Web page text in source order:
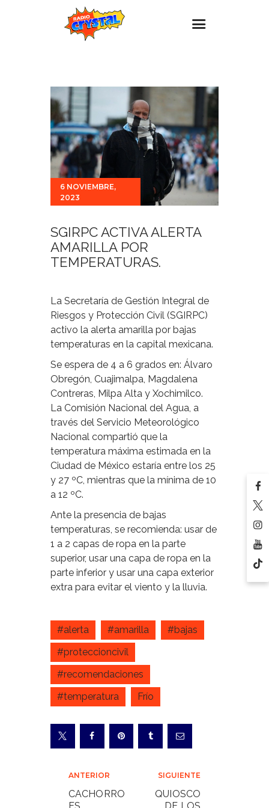
Estaciones
Eventos
Promociones
Noticias
Para ti
Contacto
6 NOVIEMBRE,
2023
SGIRPC ACTIVA ALERTA
AMARILLA POR
TEMPERATURAS.
La Secretaría de Gestión Integral de
Riesgos y Protección Civil (SGIRPC)
activo la alerta amarilla por bajas
temperaturas en la capital mexicana.
Se espera de 4 a 6 grados en: Álvaro
Obregón, Cuajimalpa, Magdalena
Contreras, Milpa Alta y Xochimilco.
La Comisión Nacional del Agua, a
través del Servicio Meteorológico
Nacional compartió que la
temperatura máxima estimada en la
Ciudad de México estaría entre los 25
y 27 ºC, mientras que la mínima de 10
a 12 ºC.
Ante la presencia de bajas
temperaturas, se recomienda: usar de
1 a 2 capas de ropa en la parte
superior, usar una capa de ropa en la
parte inferior y usar una capa exterior
extra para evitar el viento y la lluvia.
#alerta #amarilla
#bajas
#proteccioncivil
#recomendaciones
#temperatura
Frío
Navegación
de
ANTERIOR
CACHORRO
SIGUIENTE
QUIOSCO